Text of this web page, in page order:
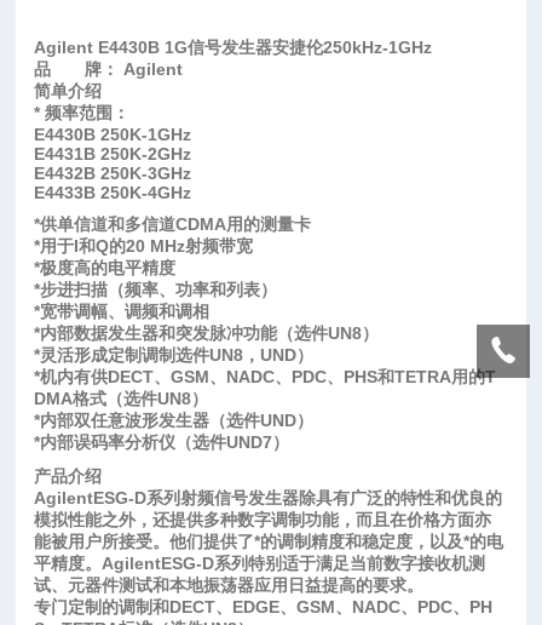
Agilent E4430B 1G信号发生器安捷伦250kHz-1GHz
品 牌： Agilent
简单介绍
* 频率范围：
E4430B 250K-1GHz
E4431B 250K-2GHz
E4432B 250K-3GHz
E4433B 250K-4GHz
*供单信道和多信道CDMA用的测量卡
*用于I和Q的20 MHz射频带宽
*极度高的电平精度
*步进扫描（频率、功率和列表）
*宽带调幅、调频和调相
*内部数据发生器和突发脉冲功能（选件UN8）
*灵活形成定制调制选件UN8，UND）
*机内有供DECT、GSM、NADC、PDC、PHS和TETRA用的T
DMA格式（选件UN8）
*内部双任意波形发生器（选件UND）
*内部误码率分析仪（选件UND7）
产品介绍
AgilentESG-D系列射频信号发生器除具有广泛的特性和优良的
模拟性能之外，还提供多种数字调制功能，而且在价格方面亦
能被用户所接受。他们提供了*的调制精度和稳定度，以及*的电
平精度。AgilentESG-D系列特别适于满足当前数字接收机测
试、元器件测试和本地振荡器应用日益提高的要求。
专门定制的调制和DECT、 EDGE、GSM、 NADC、 PDC、 PH